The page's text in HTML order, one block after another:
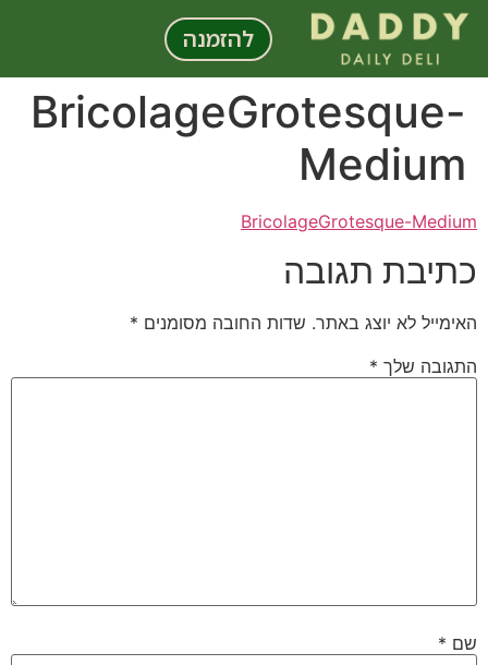
לתוכן
להזמנה
BricolageGrotesque-
Medium
BricolageGrotesque-Medium
כתיבת תגובה
האימייל לא יוצג באתר. שדות החובה מסומנים *
התגובה שלך *
שם *